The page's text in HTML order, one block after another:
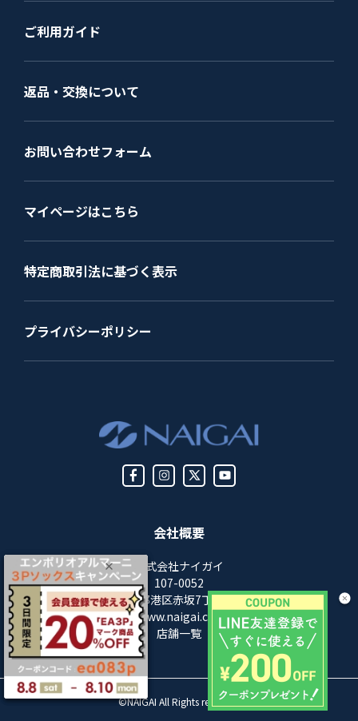
会社概要
株式会社ナイガイ
107-0052
東京都港区赤坂7丁目8-5
https://www.naigai.co.jp/corp/
店舗一覧
ご利用ガイド
返品・交換について
お問い合わせフォーム
マイページはこちら
特定商取引法に基づく表示
プライバシーポリシー
©NAIGAI All Rights reserved.